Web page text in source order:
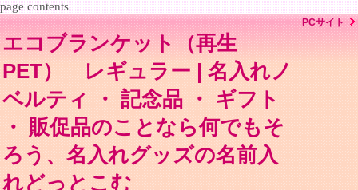
page contents
エコブランケット（再生
PET） レギュラー | 名入れノ
ベルティ ・ 記念品 ・ ギフト
・ 販促品のことなら何でもそ
ろう、名入れグッズの名前入
れどっとこむ
PCサイト